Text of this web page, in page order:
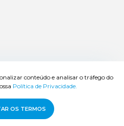
conteúdo e analisar o tráfego do
Política de Privacidade.
OS TERMOS
- Todos os direitos reservados.
por